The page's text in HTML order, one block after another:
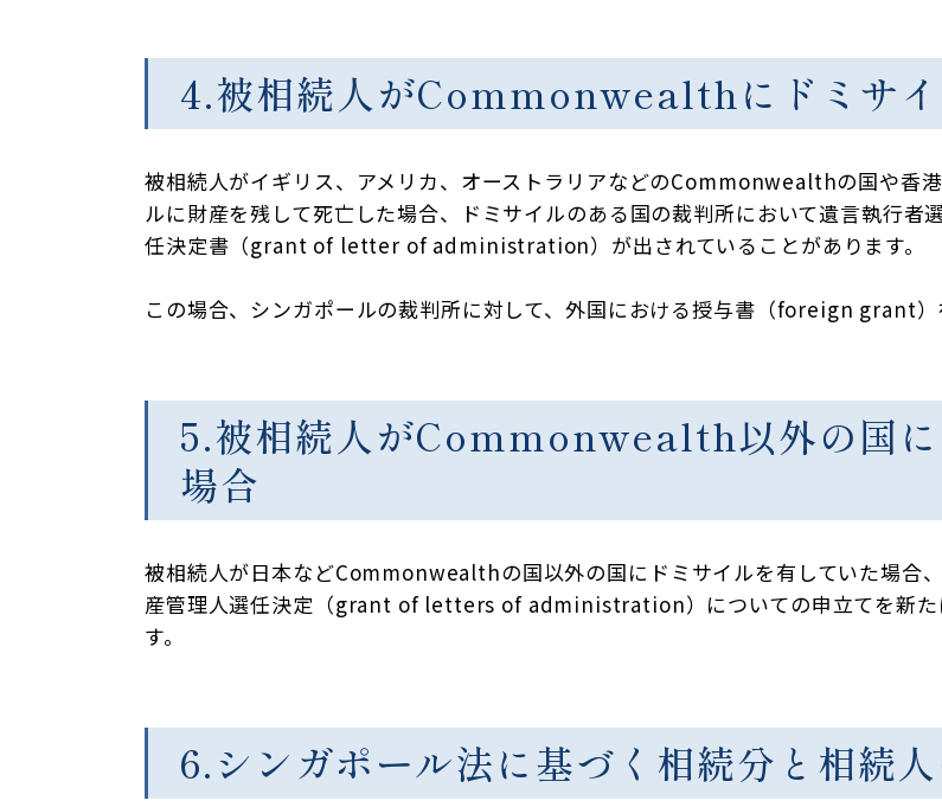
4.被相続人がCommonwealthにドミサ
被相続人がイギリス、アメリカ、オーストラリアなどのCommonwealthの国や香
ルに財産を残して死亡した場合、ドミサイルのある国の裁判所において遺言執行
任決定書（grant of letter of administration）が出されていることがあります。
この場合、シンガポールの裁判所に対して、外国における授与書（foreign grant
5.被相続人がCommonwealth以外の国に
場合
被相続人が日本などCommonwealthの国以外の国にドミサイルを有していた場
産管理人選任決定（grant of letters of administration）についての申立てを新た
す。
6.シンガポール法に基づく相続分と相続